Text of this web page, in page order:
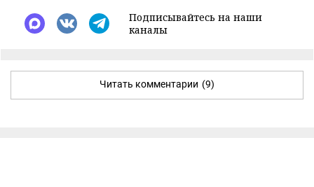
Подписывайтесь на наши
каналы
Читать комментарии (9)